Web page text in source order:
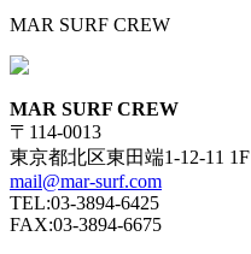
MAR SURF CREW
MAR SURF CREW
〒114-0013
東京都北区東田端1-12-11 1F
mail@mar-surf.com
TEL:03-3894-6425
FAX:03-3894-6675